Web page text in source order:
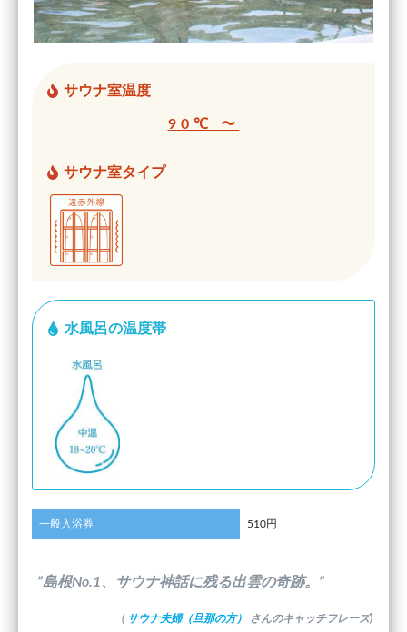
サウナ室温度
90℃ 〜
サウナ室タイプ
水風呂の温度帯
一般入浴券 510円
”島根No.1、サウナ神話に残る出雲の奇跡。”
( サウナ夫婦（旦那の方） さんのキャッチフレーズ)